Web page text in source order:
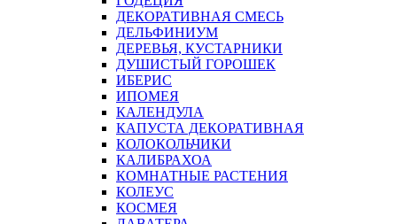
ДЕКОРАТИВНАЯ СМЕСЬ
ДЕЛЬФИНИУМ
ДЕРЕВЬЯ, КУСТАРНИКИ
ДУШИСТЫЙ ГОРОШЕК
ИБЕРИС
ИПОМЕЯ
КАЛЕНДУЛА
КАПУСТА ДЕКОРАТИВНАЯ
КОЛОКОЛЬЧИКИ
КАЛИБРАХОА
КОМНАТНЫЕ РАСТЕНИЯ
КОЛЕУС
КОСМЕЯ